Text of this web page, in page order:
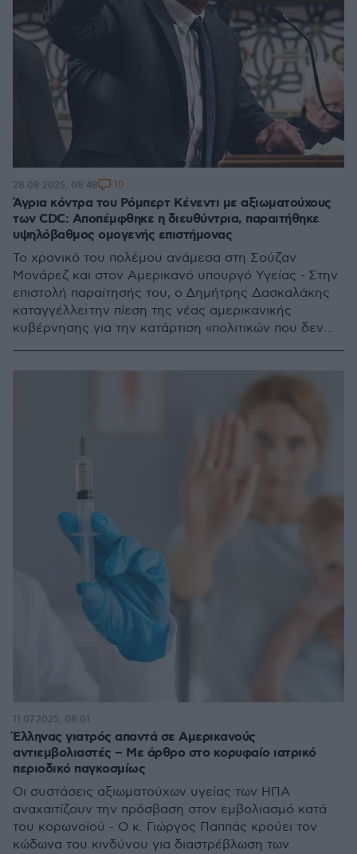
Άγρια κόντρα του Ρόμπερτ Κένεντι με αξιωματούχους
των CDC: Αποπέμφθηκε η διευθύντρια, παραιτήθηκε
υψηλόβαθμος ομογενής επιστήμονας
Το χρονικό του πολέμου ανάμεσα στη Σούζαν
Μονάρεζ και στον Αμερικανό υπουργό Υγείας - Στην
επιστολή παραίτησής του, ο Δημήτρης Δασκαλάκης
καταγγέλλει την πίεση της νέας αμερικανικής
κυβέρνησης για την κατάρτιση «πολιτικών που δεν
28.08.2025, 08:48 10
Έλληνας γιατρός απαντά σε Αμερικανούς
αντιεμβολιαστές – Με άρθρο στο κορυφαίο ιατρικό
περιοδικό παγκοσμίως
Οι συστάσεις αξιωματούχων υγείας των ΗΠΑ
αναχαιτίζουν την πρόσβαση στον εμβολιασμό κατά
του κορωνοϊού - Ο κ. Γιώργος Παππάς κρούει τον
κώδωνα του κινδύνου για διαστρέβλωση των
11.07.2025, 08:01